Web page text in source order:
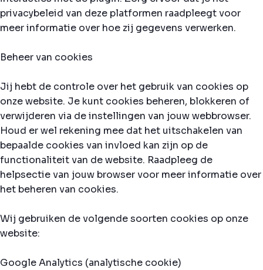
privacybeleid van deze platformen raadpleegt voor
meer informatie over hoe zij gegevens verwerken.
Beheer van cookies
Jij hebt de controle over het gebruik van cookies op
onze website. Je kunt cookies beheren, blokkeren of
verwijderen via de instellingen van jouw webbrowser.
Houd er wel rekening mee dat het uitschakelen van
bepaalde cookies van invloed kan zijn op de
functionaliteit van de website. Raadpleeg de
helpsectie van jouw browser voor meer informatie over
het beheren van cookies.
Wij gebruiken de volgende soorten cookies op onze
website:
Google Analytics (analytische cookie)